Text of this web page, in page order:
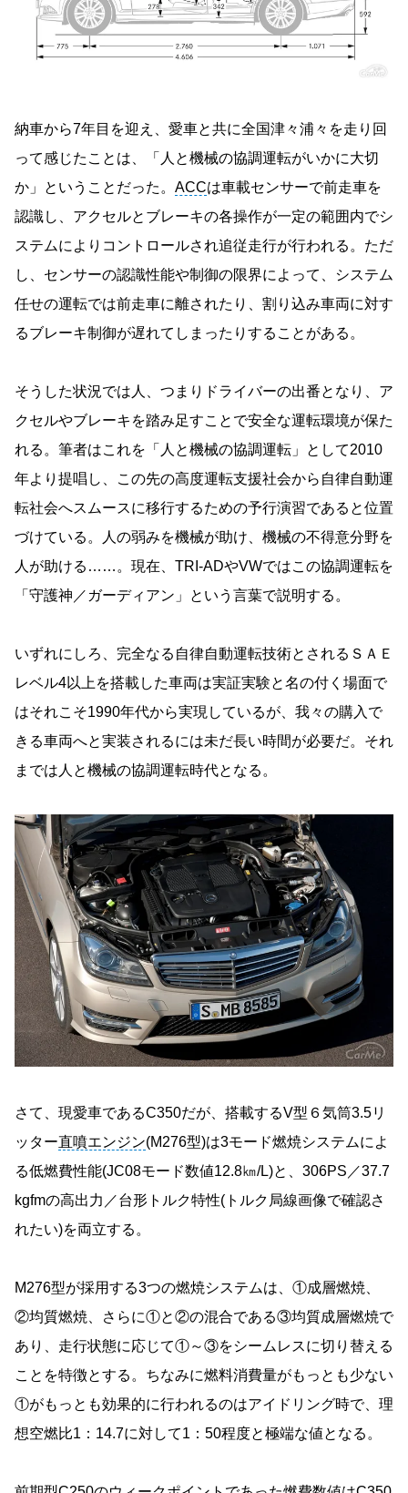
納車から7年目を迎え、愛車と共に全国津々浦々を走り回
って感じたことは、「人と機械の協調運転がいかに大切
か」ということだった。 ACCは車載センサーで前走車を
認識し、アクセルとブレーキの各操作が一定の範囲内でシ
ステムによりコントロールされ追従走行が行われる。ただ
し、センサーの認識性能や制御の限界によって、システム
任せの運転では前走車に離されたり、割り込み車両に対す
るブレーキ制御が遅れてしまったりすることがある。
そうした状況では人、つまりドライバーの出番となり、ア
クセルやブレーキを踏み足すことで安全な運転環境が保た
れる。筆者はこれを「人と機械の協調運転」として2010
年より提唱し、この先の高度運転支援社会から自律自動運
転社会へスムースに移行するための予行演習であると位置
づけている。人の弱みを機械が助け、機械の不得意分野を
人が助ける……。現在、TRI-ADやVWではこの協調運転を
「守護神／ガーディアン」という言葉で説明する。
いずれにしろ、完全なる自律自動運転技術とされるＳＡＥ
レベル4以上を搭載した車両は実証実験と名の付く場面で
はそれこそ1990年代から実現しているが、我々の購入で
きる車両へと実装されるには未だ長い時間が必要だ。それ
までは人と機械の協調運転時代となる。
さて、現愛車であるC350だが、搭載するV型６気筒3.5リ
ッター直噴エンジン(M276型)は3モード燃焼システムによ
る低燃費性能(JC08モード数値12.8㎞/L)と、306PS／37.7
kgfmの高出力／台形トルク特性(トルク局線画像で確認さ
れたい)を両立する。
M276型が採用する3つの燃焼システムは、①成層燃焼、
②均質燃焼、さらに①と②の混合である③均質成層燃焼で
あり、走行状態に応じて①～③をシームレスに切り替える
ことを特徴とする。ちなみに燃料消費量がもっとも少ない
①がもっとも効果的に行われるのはアイドリング時で、理
想空燃比1：14.7に対して1：50程度と極端な値となる。